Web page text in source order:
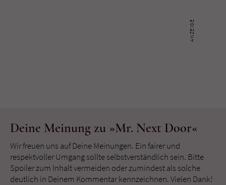
Deine Meinung zu »Mr. Next Door«
Wir freuen uns auf Deine Meinungen. Ein fairer und
respektvoller Umgang sollte selbstverständlich sein. Bitte
Spoiler zum Inhalt vermeiden oder zumindest als solche
deutlich in Deinem Kommentar kennzeichnen. Vielen Dank!